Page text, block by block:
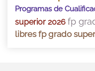
Programas de
superior 2026 fp
libres fp grado